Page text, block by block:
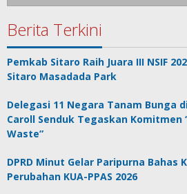
Berita Terkini
Pemkab Sitaro Raih Juara III NSIF
Sitaro Masadada Park
Delegasi 11 Negara Tanam Bunga
Caroll Senduk Tegaskan Komitmen
Waste”
DPRD Minut Gelar Paripurna Bahas
Perubahan KUA-PPAS 2026